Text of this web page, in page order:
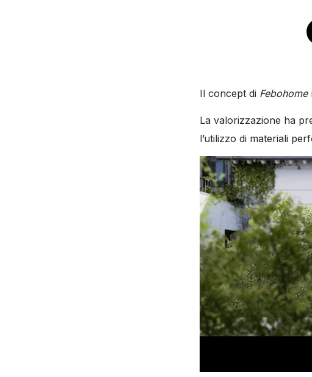
Il concept di Febohome
La valorizzazione ha
l’utilizzo di materiali